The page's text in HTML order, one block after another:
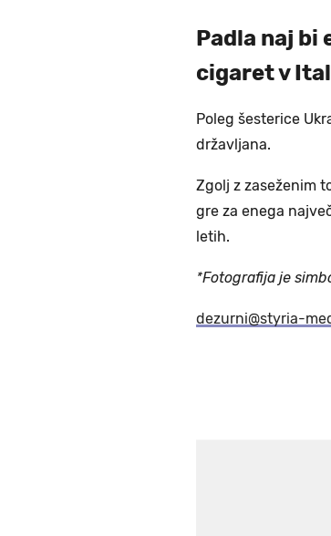
Padla naj bi
cigaret v
Poleg šesterice
državljana.
Zgolj z zaseženim
gre za enega
letih.
*Fotografija je
dezurni@styria-